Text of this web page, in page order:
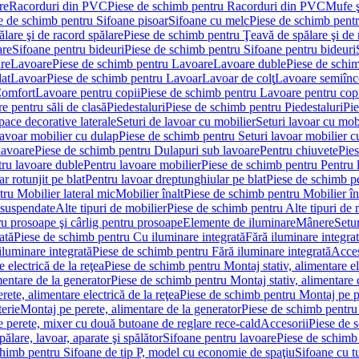
Racorduri din PVCPiese de schimb pentru Racorduri din PVCMufe
de schimb pentru Sifoane pisoarSifoane cu melcPiese de schimb
şi de racord spălarePiese de schimb pentru Ţeavă de spălare şi de
Sifoane pentru bideuriPiese de schimb pentru Sifoane pentru bideuri
LavoarePiese de schimb pentru LavoareLavoare dublePiese de
LavoarPiese de schimb pentru LavoarLavoar de colţLavoare
Lavoare pentru copiiPiese de schimb pentru Lavoare pentru
pentru săli de clasăPiedestaluriPiese de schimb pentru Piedestaluri
decorative lateraleSeturi de lavoar cu mobilierSeturi lavoar cu
mobilier cu dulapPiese de schimb pentru Seturi lavoar mobilier
Piese de schimb pentru Dulapuri sub lavoarePentru chiuvete
lavoare dublePentru lavoare mobilierPiese de schimb pentru
rotunjit pe blatPentru lavoar dreptunghiular pe blatPiese de schimb
Mobilier lateral micMobilier înaltPiese de schimb pentru Mobilier
Alte tipuri de mobilierPiese de schimb pentru Alte tipuri de
prosoape şi cârlig pentru prosoapeElemente de iluminareMânere
Piese de schimb pentru Cu iluminare integratăFără iluminare
integratăPiese de schimb pentru Fără iluminare integrată
electrică de la reţeaPiese de schimb pentru Montaj stativ, alimentare
de la generatorPiese de schimb pentru Montaj stativ, alimentare
alimentare electrică de la reţeaPiese de schimb pentru Montaj pe
Montaj pe perete, alimentare de la generatorPiese de schimb
mixer cu două butoane de reglare rece-caldAccesoriiPiese de
lavoar, aparate şi spălătorSifoane pentru lavoarePiese de
pentru Sifoane de tip P, model cu economie de spaţiuSifoane cu